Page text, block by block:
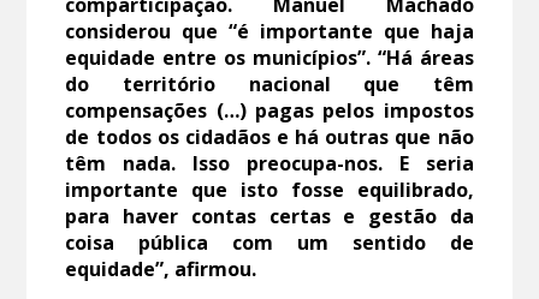
considerou que “é importante que haja
equidade entre os municípios”. “Há áreas
do território nacional que têm
compensações (…) pagas pelos impostos
de todos os cidadãos e há outras que não
têm nada. Isso preocupa-nos. E seria
importante que isto fosse equilibrado,
para haver contas certas e gestão da
coisa pública com um sentido de
equidade”, afirmou.